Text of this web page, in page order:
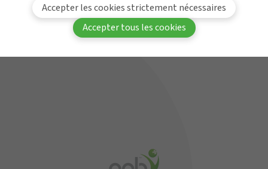
connecter
l'APB
Accepter les cookies strictement nécessaires
Accepter tous les cookies